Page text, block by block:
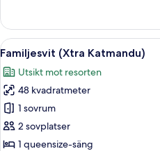
-
sovrum
Katmandu)
Öppna
alla
foton
för
Familjesvit
(Xtra
Katmandu)
10
Familjesvit (Xtra Katmandu)
Utsikt mot resorten
48 kvadratmeter
1 sovrum
2 sovplatser
1 queensize-säng